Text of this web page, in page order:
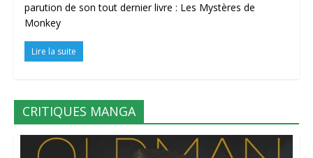
parution de son tout dernier livre : Les Mystères de
Monkey
Lire la suite
CRITIQUES MANGA